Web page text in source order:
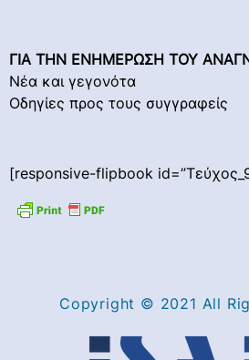
ΓΙΑ ΤΗΝ ΕΝΗΜΕΡΩΣΗ ΤΟΥ
Νέα και γεγονότα
Οδηγίες προς τους συγγραφείς
[responsive-flipbook
Copyright © 2021 All